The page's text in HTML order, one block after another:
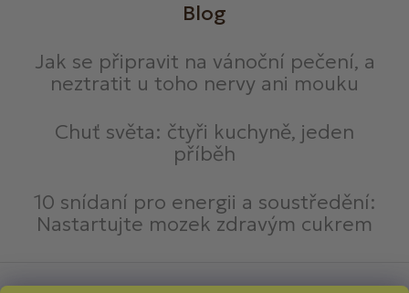
Blog
Jak se připravit na vánoční pečení, a
neztratit u toho nervy ani mouku
Chuť světa: čtyři kuchyně, jeden
příběh
10 snídaní pro energii a soustředění:
Nastartujte mozek zdravým cukrem